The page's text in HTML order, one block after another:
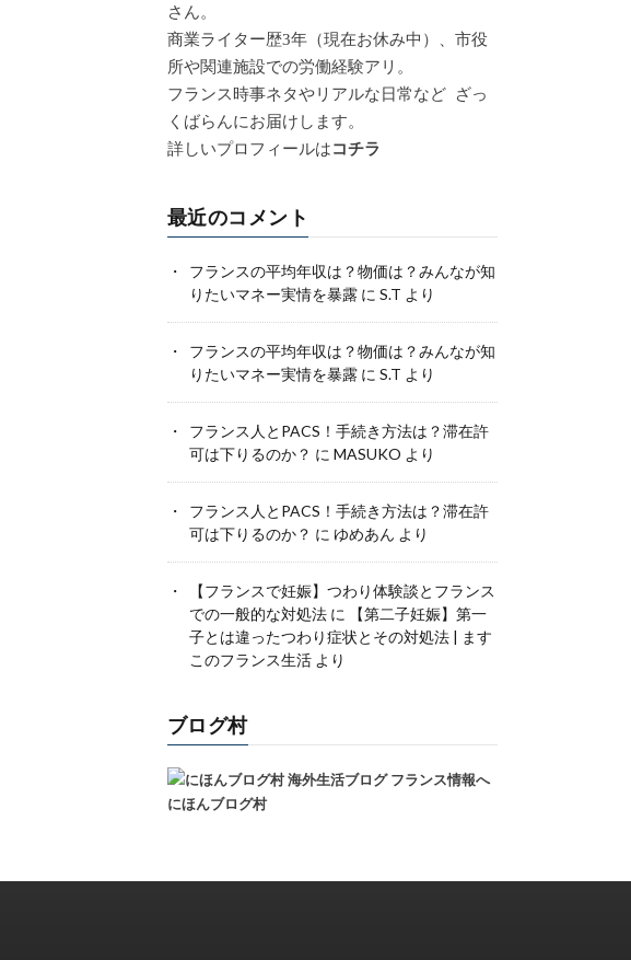
さん。
商業ライター歴3年（現在お休み中）、市役
所や関連施設での労働経験アリ。
フランス時事ネタやリアルな日常など ざっ
くばらんにお届けします。
詳しいプロフィールはコチラ
最近のコメント
フランスの平均年収は？物価は？みんなが知
りたいマネー実情を暴露に S.T より
フランスの平均年収は？物価は？みんなが知
りたいマネー実情を暴露に S.T より
フランス人とPACS！手続き方法は？滞在許
可は下りるのか？ に MASUKO より
フランス人とPACS！手続き方法は？滞在許
可は下りるのか？ に ゆめあん より
【フランスで妊娠】つわり体験談とフランス
での一般的な対処法に
【第二子妊娠】第一
子とは違ったつわり症状とその対処法 | ます
このフランス生活より
ブログ村
にほんブログ村